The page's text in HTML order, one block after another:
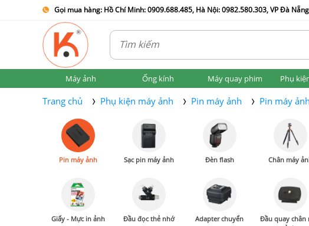
Gọi mua hàng: Hồ Chí Minh: 0909.688.485, Hà Nội: 0982.580.303, VP Đà
Máy ảnh Ống kính Máy quay phim Phụ
Trang chủ Phụ kiện máy ảnh Pin máy ảnh Pin máy
Pin máy ảnh Sạc pin máy ảnh Đèn flash Chân máy
Giấy - Mực in ảnh Đầu đọc thẻ nhớ Adapter chuyển
Đầu quay chân